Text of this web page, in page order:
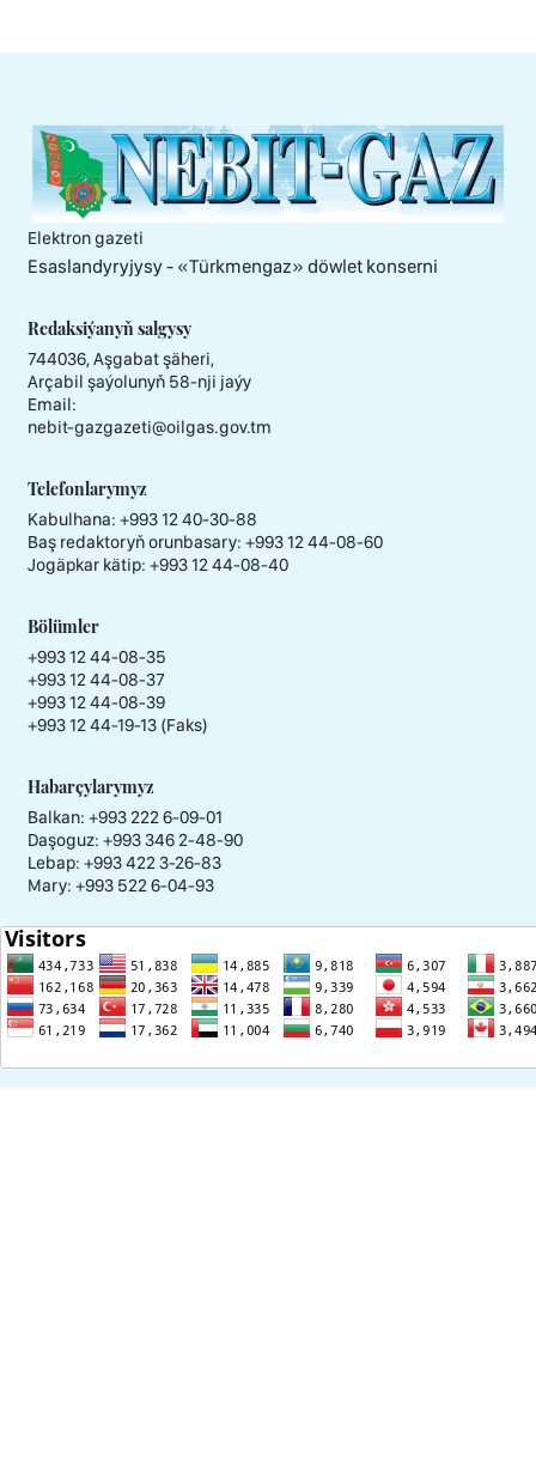
Elektron gazeti
Esaslandyryjysy - «Тürkmengaz» döwlet konserni
Redaksiýanyň salgysy
744036, Aşgabat şäheri,
Arçabil şaýolunyň 58-nji jaýy
Email:
nebit-gazgazeti@oilgas.gov.tm
Telefonlarymyz
Kabulhana: +993 12 40-30-88
Baş redaktoryň orunbasary: +993 12 44-08-60
Jogäpkar kätip: +993 12 44-08-40
Bölümler
+993 12 44-08-35
+993 12 44-08-37
+993 12 44-08-39
+993 12 44-19-13 (Faks)
Habarçylarymyz
Balkan: +993 222 6-09-01
Daşoguz: +993 346 2-48-90
Lebap: +993 422 3-26-83
Mary: +993 522 6-04-93